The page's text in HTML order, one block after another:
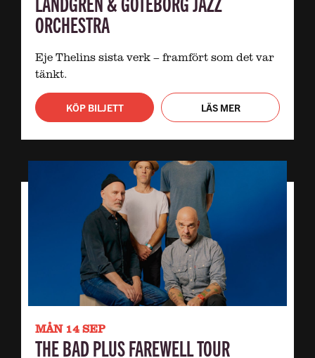
ORCHESTRA
Eje Thelins sista verk – framfört som det var
tänkt.
KÖP BILJETT LÄS MER
MÅN 14 SEP
THE BAD PLUS FAREWELL TOUR